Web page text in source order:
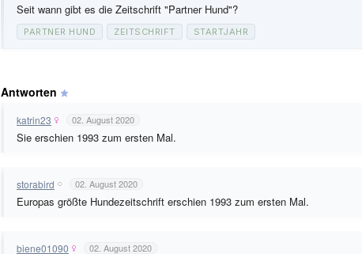
Seit wann gibt es die Zeitschrift "Partner Hund"?
PARTNER HUND ZEITSCHRIFT STARTJAHR
Antworten
katrin23 02. August 2020
Sie erschien 1993 zum ersten Mal.
storabird 02. August 2020
Europas größte Hundezeitschrift erschien 1993 zum ersten Mal.
biene01090 02. August 2020